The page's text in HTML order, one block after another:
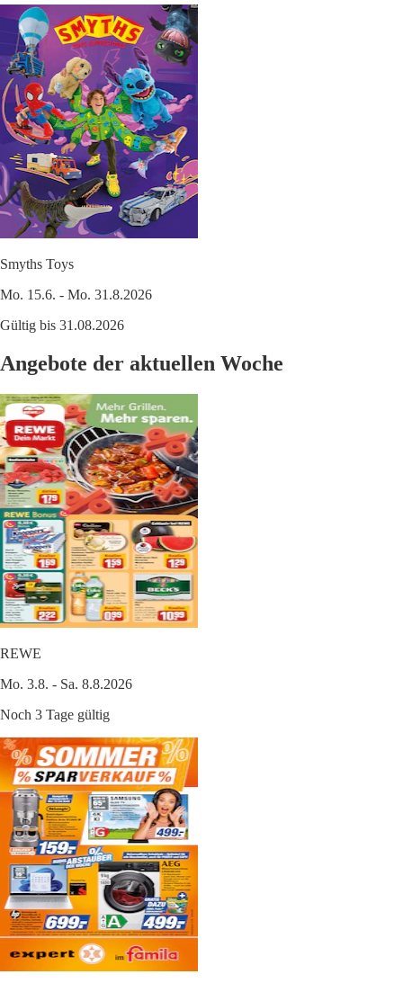
Smyths Toys
Mo. 15.6. - Mo. 31.8.2026
Gültig bis 31.08.2026
Angebote der aktuellen Woche
REWE
Mo. 3.8. - Sa. 8.8.2026
Noch 3 Tage gültig